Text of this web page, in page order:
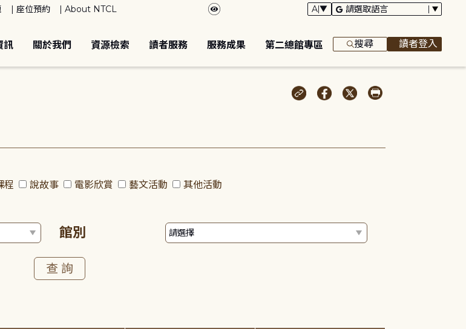
座位預約 About NTCL
訊 關於我們 資源檢索 讀者服務 服務成果 第二總館專區 搜尋 讀者登入
程 說故事 電影欣賞 藝文活動 其他活動
館別